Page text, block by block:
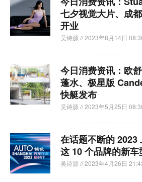
七夕视觉大片、成
开业
吴诗源 // 2023年8月14日
今日消费资讯：欧
蓬水、极星版
快艇发布
吴诗源 // 2023年5月25日
在话题不断的 2023
这 10 个品牌的新车
吴诗源 // 2023年4月26日